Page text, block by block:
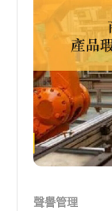
聲譽管理